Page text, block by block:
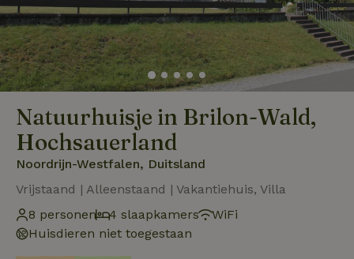
Natuurhuisje in Brilon-Wald,
Hochsauerland
Noordrijn-Westfalen, Duitsland
Vrijstaand | Alleenstaand | Vakantiehuis, Villa
8 personen
4 slaapkamers
WiFi
Huisdieren niet toegestaan